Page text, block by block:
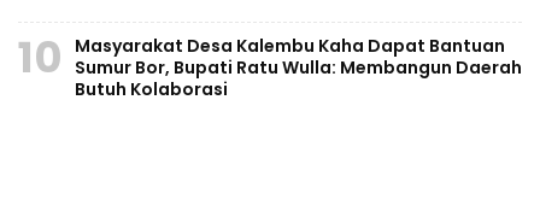
10
Masyarakat Desa Kalembu Kaha Dapat Bantuan
Sumur Bor, Bupati Ratu Wulla: Membangun Daerah
Butuh Kolaborasi